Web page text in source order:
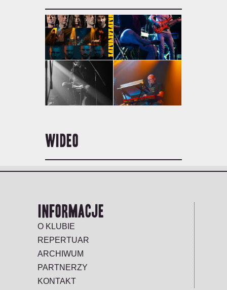
WIDEO
INFORMACJE
O KLUBIE
REPERTUAR
ARCHIWUM
PARTNERZY
KONTAKT